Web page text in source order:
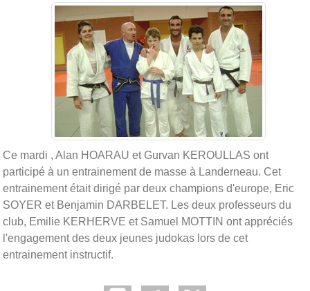
Ce mardi , Alan HOARAU et Gurvan KEROULLAS ont
participé à un entrainement de masse à Landerneau. Cet
entrainement était dirigé par deux champions d'europe, Eric
SOYER et Benjamin DARBELET. Les deux professeurs du
club, Emilie KERHERVE et Samuel MOTTIN ont appréciés
l'engagement des deux jeunes judokas lors de cet
entrainement instructif.